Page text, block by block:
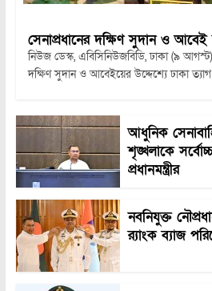
সেনাপ্রধানের দক্ষিণ সুদান ও
নিউজ ডেস্ক, এবিসিনিউজবিডি, ঢাকা (৯
দক্ষিণ সুদান ও আবেইয়ের উদ্দেশ্যে ঢাকা ত্যাগ
আধুনিক
শৃঙ্খলাকে
প্রধানমন্ত্রীর
নবনিযুক্ত
র‍্যাংক ব্যাজ